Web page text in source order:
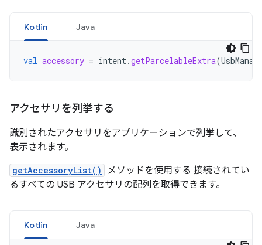
Kotlin Java
val accessory = intent.getParcelableExtra(
アクセサリを列挙する
識別されたアクセサリをアプリケーションで列挙して、
表示されます。
getAccessoryList()
メソッドを使用する 接続されてい
るすべての USB アクセサリの配列を取得できます。
Kotlin Java